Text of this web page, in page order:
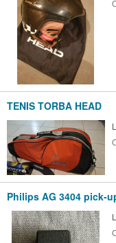
TENIS TORBA HEAD
Philips AG 3404 pick-